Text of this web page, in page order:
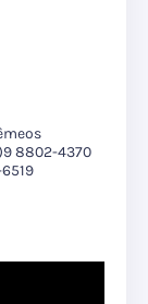
8802-4370